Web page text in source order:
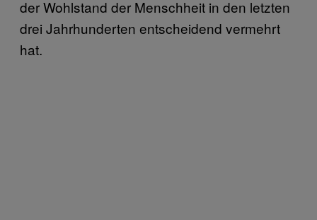
der Wohlstand der Menschheit in den letzten
drei Jahrhunderten entscheidend vermehrt
hat.